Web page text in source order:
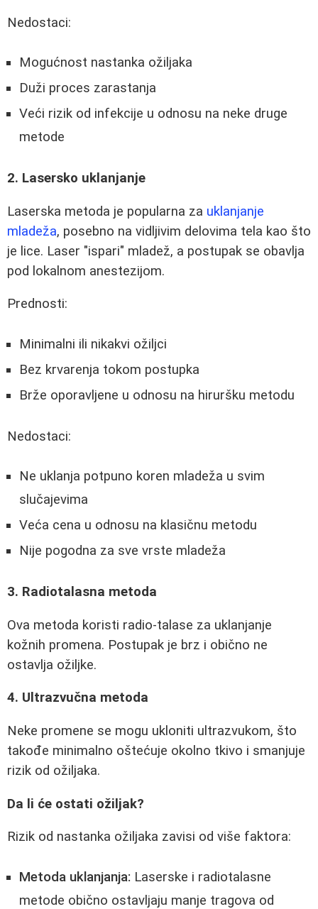
Nedostaci:
Mogućnost nastanka ožiljaka
Duži proces zarastanja
Veći rizik od infekcije u odnosu na neke druge
metode
2. Lasersko uklanjanje
Laserska metoda je popularna za uklanjanje
mladeža, posebno na vidljivim delovima tela kao što
je lice. Laser "ispari" mladež, a postupak se obavlja
pod lokalnom anestezijom.
Prednosti:
Minimalni ili nikakvi ožiljci
Bez krvarenja tokom postupka
Brže oporavljene u odnosu na hiruršku metodu
Nedostaci:
Ne uklanja potpuno koren mladeža u svim
slučajevima
Veća cena u odnosu na klasičnu metodu
Nije pogodna za sve vrste mladeža
3. Radiotalasna metoda
Ova metoda koristi radio-talase za uklanjanje
kožnih promena. Postupak je brz i obično ne
ostavlja ožiljke.
4. Ultrazvučna metoda
Neke promene se mogu ukloniti ultrazvukom, što
takođe minimalno oštećuje okolno tkivo i smanjuje
rizik od ožiljaka.
Da li će ostati ožiljak?
Rizik od nastanka ožiljaka zavisi od više faktora:
Metoda uklanjanja: Laserske i radiotalasne
metode obično ostavljaju manje tragova od